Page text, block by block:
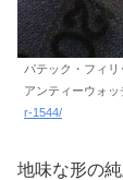
パテック・フィ
アンティーウォッ
r-1544/
地味な形の